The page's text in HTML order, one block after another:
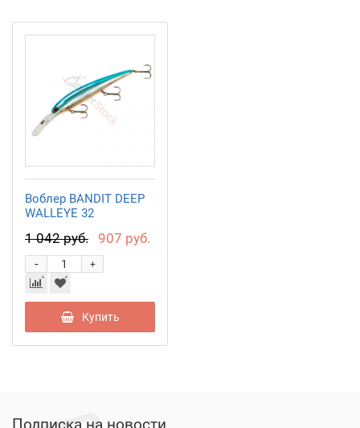
Воблер BANDIT DEEP
WALLEYE 32
1 042 руб. 907 руб.
+
-
Купить